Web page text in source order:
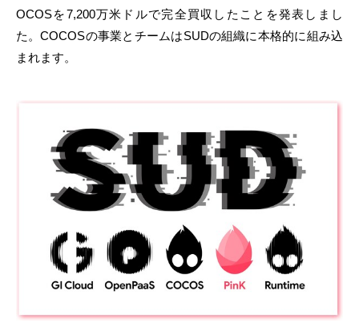
OCOSを7,200万米ドルで完全買収したことを発表しまし
た。COCOSの事業とチームはSUDの組織に本格的に組み込
まれます。